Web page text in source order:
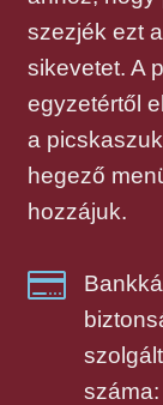
szezjék ezt
sikevetet. A
egyzetértől
a
hegező
hozzájuk.
